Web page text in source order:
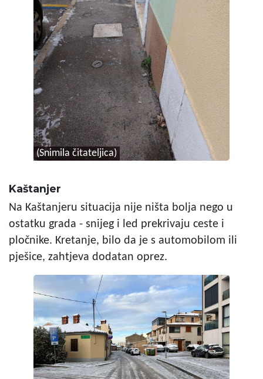
(Snimila čitateljica)
Kaštanjer
Na Kaštanjeru situacija nije ništa bolja nego u
ostatku grada - snijeg i led prekrivaju ceste i
pločnike. Kretanje, bilo da je s automobilom ili
pješice, zahtjeva dodatan oprez.